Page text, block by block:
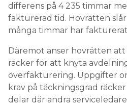
differens på 4 235 timmar
fakturerad tid. Hovrätten
många timmar har
Däremot anser hovrätten
räcker för att knyta
överfakturering. Uppgifter
krav på täckningsgrad
delar där andra